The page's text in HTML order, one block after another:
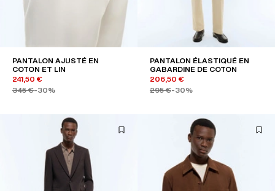
PANTALON AJUSTÉ EN
COTON ET LIN
241,50 €
345 €-30%
PANTALON ÉLASTIQUÉ EN
GABARDINE DE COTON
206,50 €
295 €-30%